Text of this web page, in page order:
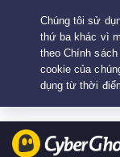
Your choice:The